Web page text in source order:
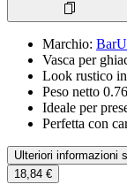
Marchio:
Vasca per
Look rustico
Peso netto
Ideale per
Perfetta con
Ulteriori informazioni
18,84 €